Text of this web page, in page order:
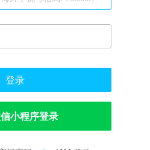
登录
小程序登录